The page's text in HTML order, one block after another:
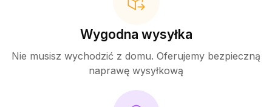
Wygodna wysyłka
Nie musisz wychodzić z domu. Oferujemy bezpieczną
naprawę wysyłkową